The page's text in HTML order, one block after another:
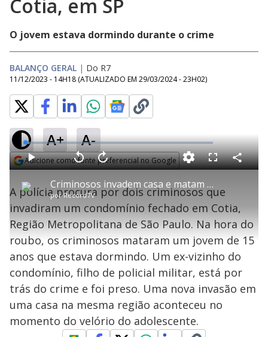
Cotia, em SP
O jovem estava dormindo durante o crime
BALANÇO GERAL | Do R7
11/12/2023 - 14H18 (ATUALIZADO EM 29/03/2024 - 23H02)
A+ A-
Adicione como fonte preferencial no Google
P
l
a
y
Criminosos invadem casa e matam adolescente em Cotia, em SP
porRecordTV
P V
t
a
r
0
e
g
u
n
d
s
A
n
ç
a
1
s
e
u
n
d
o
s
M
u
d
o
L
o
a
d
e
:
2
.
2
1
%
F
s
c
r
e
n
C
o
i
l
A polícia procura por dois criminosos que
invadiram um condomínio fechado em Cotia,
Região Metropolitana de São Paulo. Na hora do
roubo, os criminosos mataram um jovem de 15
anos que estava dormindo. Um ex-vizinho do
condomínio, filho de policial militar, está por
trás do crime e foi preso. Uma nova invasão em
uma casa na mesma região aconteceu no
momento do velório do adolescente.